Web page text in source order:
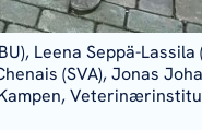
Leena Seppä-Lassila
(SVA), Jonas
Kampen,